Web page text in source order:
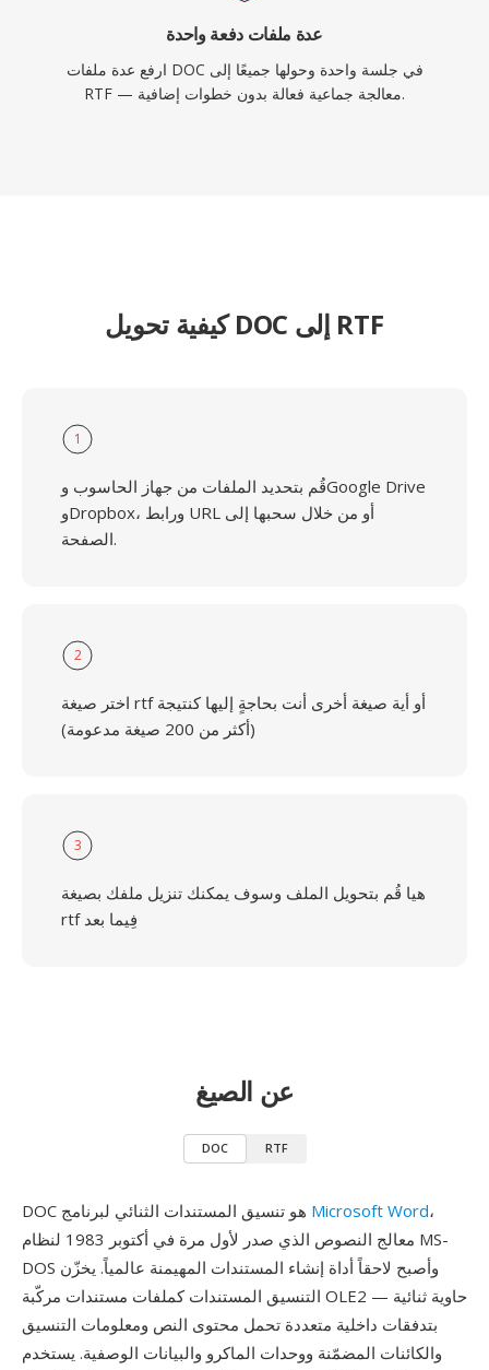
عدة ملفات دفعة واحدة
ارفع عدة ملفات DOC في جلسة واحدة وحولها جميعًا إلى
RTF — معالجة جماعية فعالة بدون خطوات إضافية.
كيفية تحويل DOC إلى RTF
1
قُم بتحديد الملفات من جهاز الحاسوب وGoogle Drive
وDropbox، ورابط URL أو من خلال سحبها إلى
الصفحة.
2
اختر صيغة rtf أو أية صيغة أخرى أنت بحاجةٍ إليها كنتيجة
(أكثر من 200 صيغة مدعومة)
3
هيا قُم بتحويل الملف وسوف يمكنك تنزيل ملفك بصيغة
rtf فِيما بعد
عن الصيغ
DOC RTF
Microsoft Word،
معالج النصوص الذي صدر لأول مرة في أكتوبر 1983 لنظام MS-
DOS وأصبح لاحقاً أداة إنشاء المستندات المهيمنة عالمياً. يخزّن
التنسيق المستندات كملفات مستندات مركّبة OLE2 — حاوية ثنائية
بتدفقات داخلية متعددة تحمل محتوى النص ومعلومات التنسيق
والكائنات المضمّنة ووحدات الماكرو والبيانات الوصفية. يستخدم